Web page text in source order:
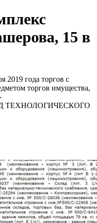
15 в
2019 года торгов с
торгов имущества,
ТЕХНОЛОГИЧЕСКОГО